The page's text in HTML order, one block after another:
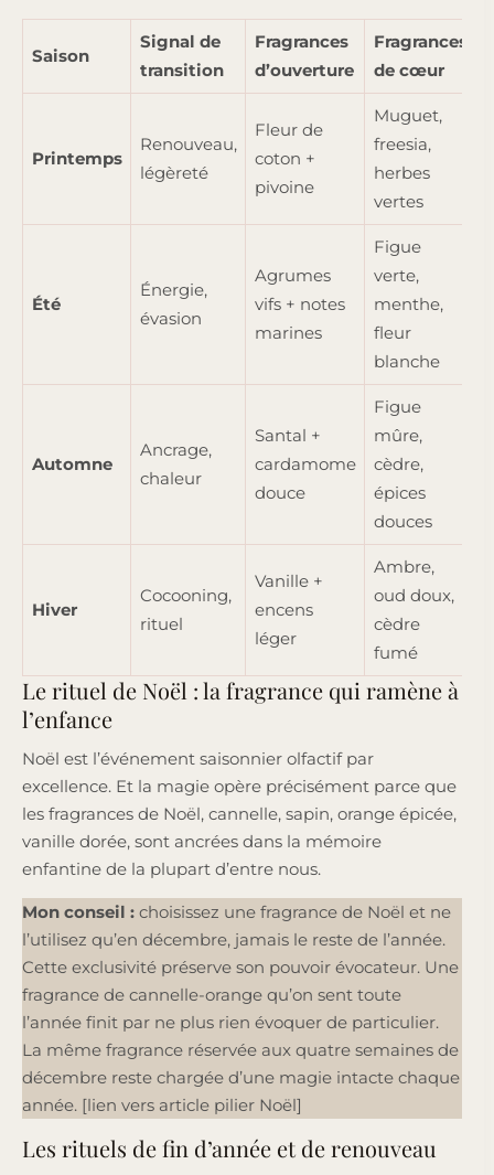
Saison
Signal de
transition
Fragrances
d’ouverture
Fragrances
de cœur
Printemps
Renouveau,
légèreté
Fleur de
coton +
pivoine
Muguet,
freesia,
herbes
vertes
Été
Énergie,
évasion
Agrumes
vifs + notes
marines
Figue
verte,
menthe,
fleur
blanche
Automne
Ancrage,
chaleur
Santal +
cardamome
douce
Figue
mûre,
cèdre,
épices
douces
Hiver
Cocooning,
rituel
Vanille +
encens
léger
Ambre,
oud doux,
cèdre
fumé
Le rituel de Noël : la fragrance qui ramène à
l’enfance
Noël est l’événement saisonnier olfactif par
excellence. Et la magie opère précisément parce que
les fragrances de Noël, cannelle, sapin, orange épicée,
vanille dorée, sont ancrées dans la mémoire
enfantine de la plupart d’entre nous.
Mon conseil : choisissez une fragrance de Noël et ne
l’utilisez qu’en décembre, jamais le reste de l’année.
Cette exclusivité préserve son pouvoir évocateur. Une
fragrance de cannelle-orange qu’on sent toute
l’année finit par ne plus rien évoquer de particulier.
La même fragrance réservée aux quatre semaines de
décembre reste chargée d’une magie intacte chaque
année. [lien vers article pilier Noël]
Les rituels de fin d’année et de renouveau